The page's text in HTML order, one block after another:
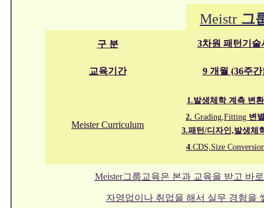
Meistr 그
구 분 3차원 패턴기술
교육기간 9 개월 (36주간
Meister Curriculum
1.발생체학 계측 변
2. Grading,Fitting 변
3.패턴/디자인,발생체
4.CDS,Size C
Meister그룹교육은 본과 교육을 받고 바
자영업이나 취업을 해서 실무 경험을